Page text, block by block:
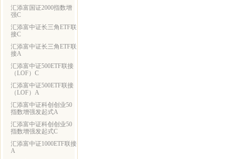
汇添富国证2000指数增
强C
汇添富中证长三角ETF联
接C
汇添富中证长三角ETF联
接A
汇添富中证500ETF联接
（LOF）C
汇添富中证500ETF联接
（LOF）A
汇添富中证科创创业50
指数增强发起式A
汇添富中证科创创业50
指数增强发起式C
汇添富中证1000ETF联接
A